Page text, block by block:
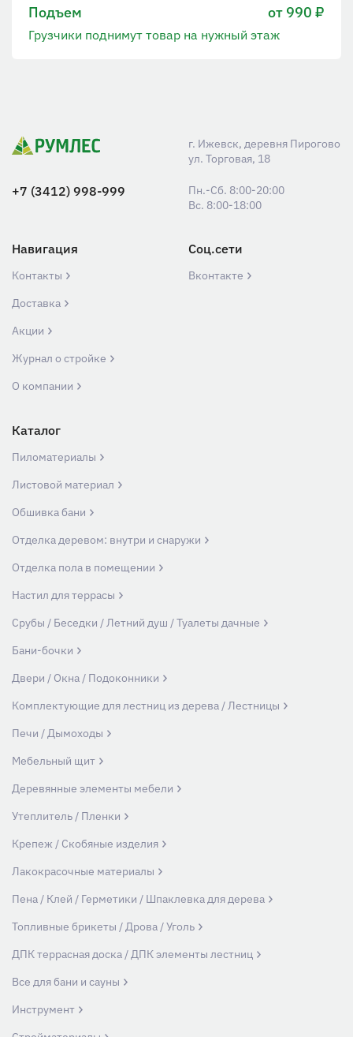
Подъем от 990 ₽
Грузчики поднимут товар на нужный этаж
г. Ижевск, деревня Пирогово
ул. Торговая, 18
+7 (3412) 998-999
Пн.-Сб. 8:00-20:00
Вс. 8:00-18:00
Навигация
Контакты
Доставка
Акции
Журнал о стройке
О компании
Соц.сети
Вконтакте
Каталог
Пиломатериалы
Листовой материал
Обшивка бани
Отделка деревом: внутри и снаружи
Отделка пола в помещении
Настил для террасы
Срубы / Беседки / Летний душ / Туалеты дачные
Бани-бочки
Двери / Окна / Подоконники
Комплектующие для лестниц из дерева / Лестницы
Печи / Дымоходы
Мебельный щит
Деревянные элементы мебели
Утеплитель / Пленки
Крепеж / Скобяные изделия
Лакокрасочные материалы
Пена / Клей / Герметики / Шпаклевка для дерева
Топливные брикеты / Дрова / Уголь
ДПК террасная доска / ДПК элементы лестниц
Все для бани и сауны
Инструмент